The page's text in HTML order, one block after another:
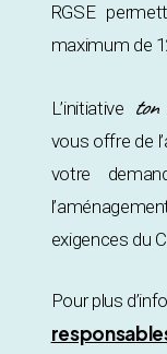
RGSE
maximum de
L’initiative
vous offre de
votre
exigences du
Pour plus